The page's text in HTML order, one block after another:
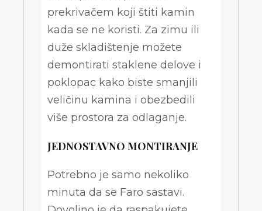
prekrivačem koji štiti kamin
kada se ne koristi. Za zimu ili
duže skladištenje možete
demontirati staklene delove i
poklopac kako biste smanjili
veličinu kamina i obezbedili
više prostora za odlaganje.
JEDNOSTAVNO MONTIRANJE
Potrebno je samo nekoliko
minuta da se Faro sastavi.